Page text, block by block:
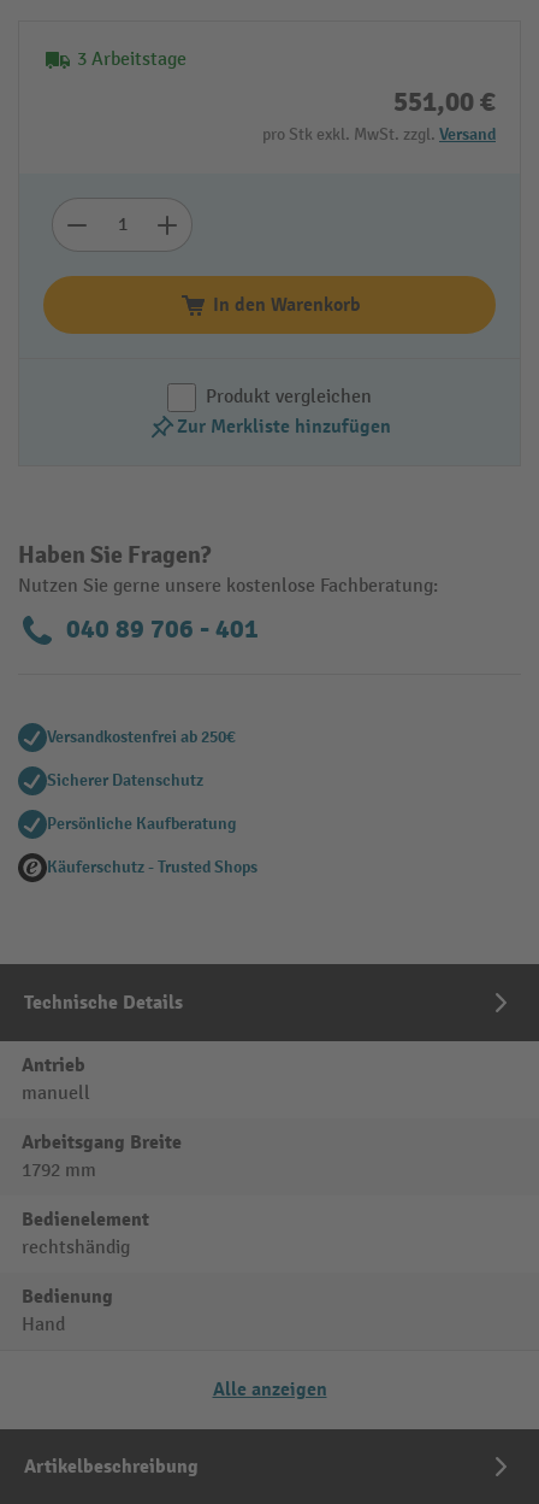
3 Arbeitstage
551,00 €
pro Stk exkl. MwSt. zzgl. Versand
In den Warenkorb
Produkt vergleichen
Zur Merkliste hinzufügen
Haben Sie Fragen?
Nutzen Sie gerne unsere kostenlose Fachberatung:
040 89 706 - 401
Versandkostenfrei ab 250€
Sicherer Datenschutz
Persönliche Kaufberatung
Käuferschutz - Trusted Shops
Technische Details
Antrieb
manuell
Arbeitsgang Breite
1792 mm
Bedienelement
rechtshändig
Bedienung
Hand
Alle anzeigen
Artikelbeschreibung